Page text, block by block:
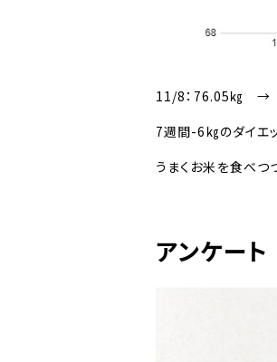
11/8：76.05㎏ →
7週間-6㎏のダイエ
うまくお米を食べつ
アンケート